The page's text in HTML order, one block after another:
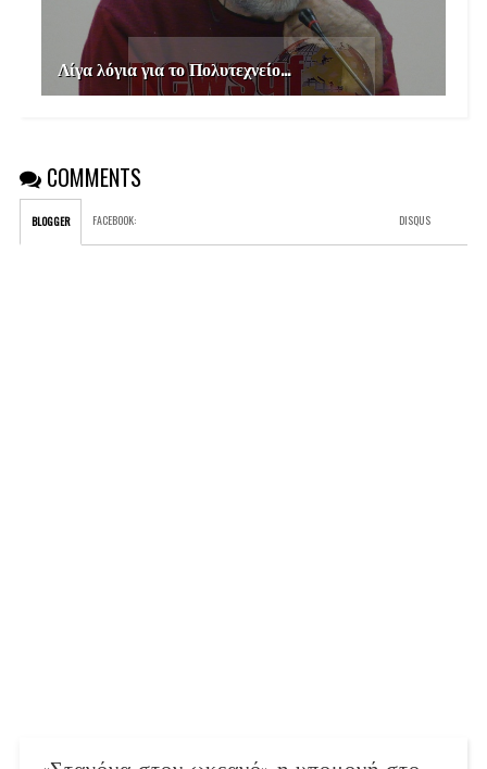
Λίγα λόγια για το Πολυτεχνείο...
COMMENTS
BLOGGER FACEBOOK: DISQUS